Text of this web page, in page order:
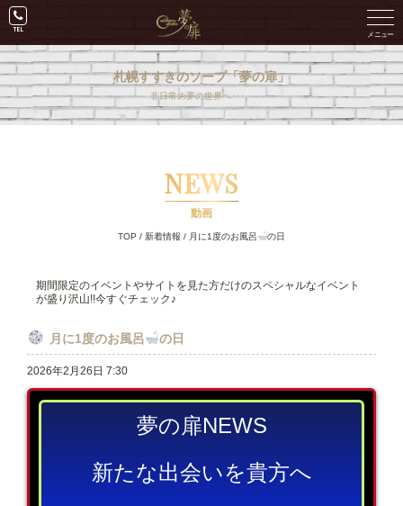
札幌すすきのソープ「夢の扉」
非日常の夢の世界へ･･･。
NEWS
動画
TOP / 新着情報 / 月に1度のお風呂 の日
期間限定のイベントやサイトを見た方だけのスペシャルなイベント
が盛り沢山!!今すぐチェック♪
月に1度のお風呂 の日
2026年2月26日 7:30
夢の扉NEWS
新たな出会いを貴方へ